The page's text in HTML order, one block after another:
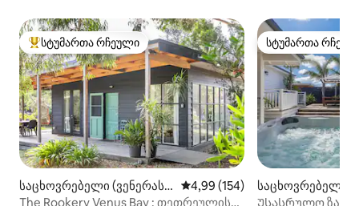
სტუმართა რჩეული მოწინავე ვარიანტი
სტუმართა რჩეული
საცხოვრებელი (ვენერას ყ
ურე)
საშუალო შეფასებაა 5‑დან
4,99 (154)
The Rookery Venus Bay : თეთრეულის
სტუმართა
სტუმართა
საცხოვრებელი
ამაი)
Უსასრულო